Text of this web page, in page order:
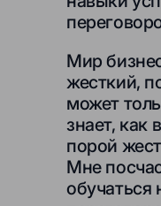
Мир
жесткий,
может
знает, как
порой
Мне
обучаться